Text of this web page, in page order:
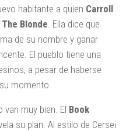
habitante a quien Carroll
The Blonde . Ella dice que
de su nombre y ganar
El pueblo tiene una
a pesar de haberse
momento.
van muy bien. El Book
su plan. Al estilo de Cersei